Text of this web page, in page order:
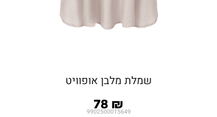
שמלת מלבן אופוויט
78 ₪
9902500015649